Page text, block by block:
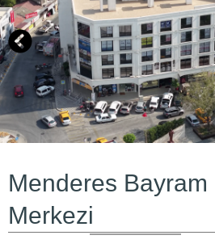
Menderes
Merkezi